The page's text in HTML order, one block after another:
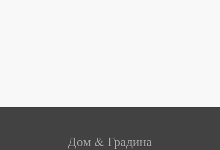
Дом & Градина